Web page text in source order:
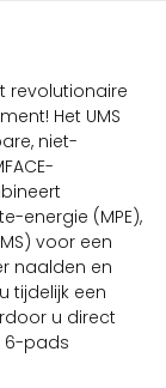
revolutionaire
Het UMS
niet-
energie (MPE),
voor een
naalden en
tijdelijk een
u direct
6-pads